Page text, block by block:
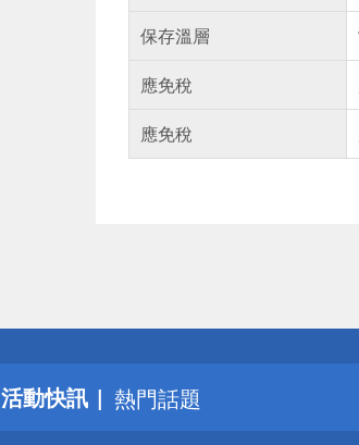
保存溫層
應免稅
應免稅
活動快訊
詐騙網頁！請小心！
得獎公告
熱門話題
銀行優惠